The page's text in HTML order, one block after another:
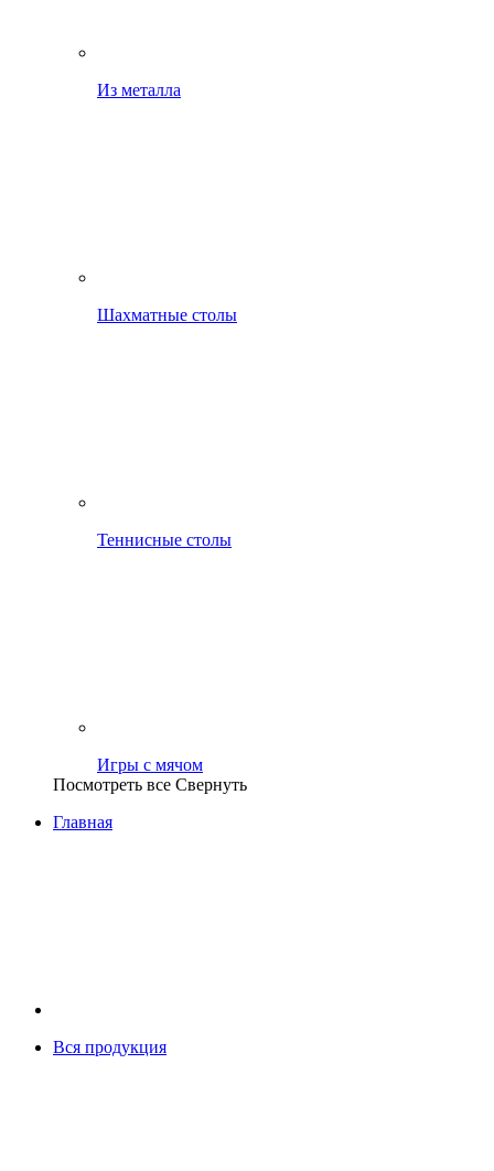
Из металла
Шахматные столы
Теннисные столы
Игры с мячом
Посмотреть все Свернуть
Главная
Вся продукция